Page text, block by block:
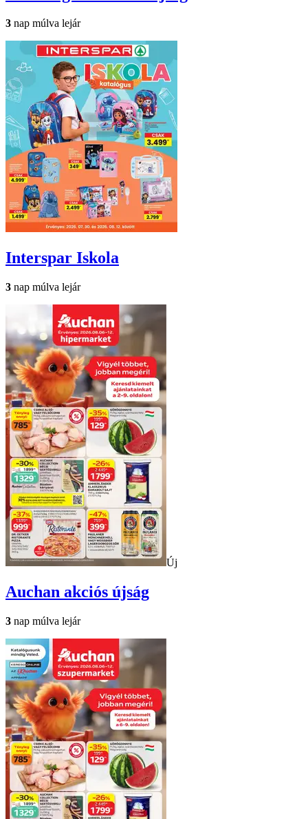
3 nap múlva lejár
Interspar Iskola
3 nap múlva lejár
Új
Auchan akciós újság
3 nap múlva lejár